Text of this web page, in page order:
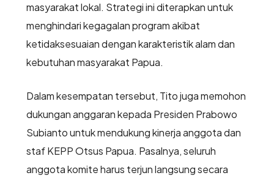
masyarakat lokal. Strategi ini diterapkan untuk
menghindari kegagalan program akibat
ketidaksesuaian dengan karakteristik alam dan
kebutuhan masyarakat Papua.
Dalam kesempatan tersebut, Tito juga memohon
dukungan anggaran kepada Presiden Prabowo
Subianto untuk mendukung kinerja anggota dan
staf KEPP Otsus Papua. Pasalnya, seluruh
anggota komite harus terjun langsung secara